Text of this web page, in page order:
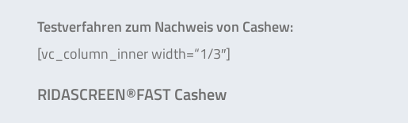
Testverfahren zum Nachweis von Cashew:
[vc_column_inner width=“1/3″]
RIDASCREEN®FAST Cashew